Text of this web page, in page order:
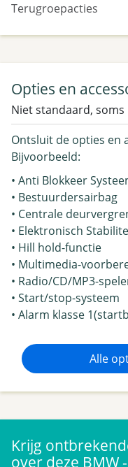
Terugroepacties
Opties en
Niet standaard,
Ontsluit de opties en
Bijvoorbeeld:
• Anti Blokkeer
• Bestuurdersairbag
• Centrale
• Elektronisch
• Hill hold-functie
• Multimedia-
• Radio/CD/MP3-
• Start/stop-systeem
• Alarm klasse
Alle
Krijg
over deze BMW